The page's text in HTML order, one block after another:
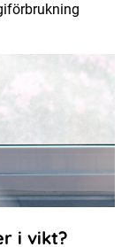
i vikt?